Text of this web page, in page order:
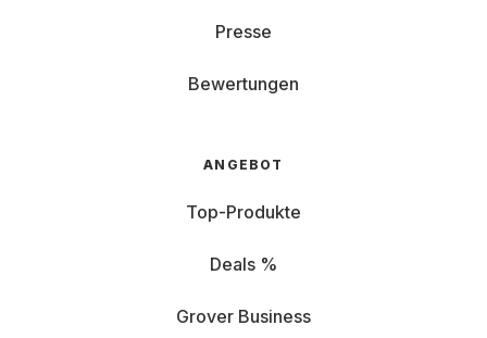
Presse
Bewertungen
ANGEBOT
Top-Produkte
Deals %
Grover Business